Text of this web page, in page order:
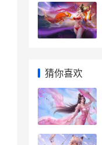
猜你喜欢